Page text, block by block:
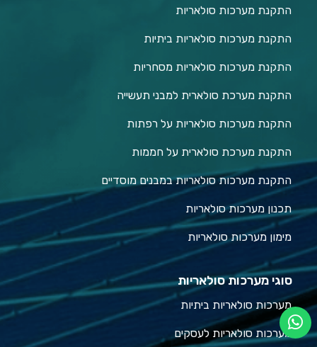
התקנת מערכות סולאריות
התקנת מערכות סולאריות ביתיות
התקנת מערכות סולאריות מסחריות
התקנת מערכת סולארית למבני תעשייה
התקנת מערכות סולאריות על רפתות
התקנת מערכת סולארית על חממות
התקנת מערכות סולאריות במבנים מוסדיים
תכנון מערכות סולאריות
מימון מערכות סולאריות
סוגי מערכות סולאריות
מערכות סולאריות ביתיות
מערכות סולאריות לעסקים